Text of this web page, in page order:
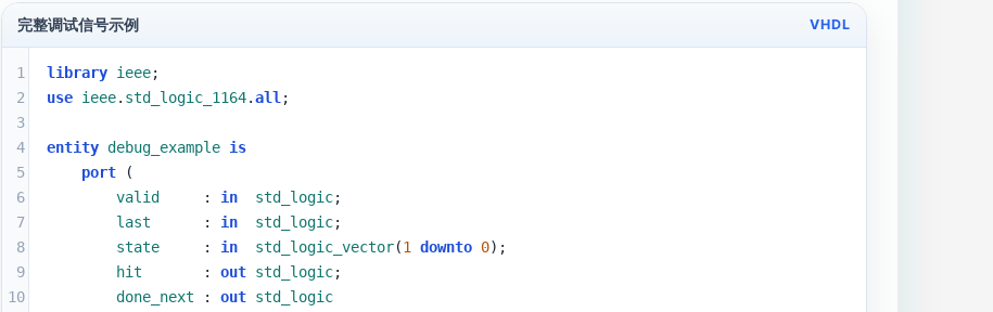
完整调试信号示例 VHDL
1
2
3
4
5
6
7
8
9
10
library ieee;
use ieee. std_logic_1164.all ;
entity debug_example is
port (
valid
     :
in std_logic;
last
      :
in std_logic;
state
     :
in std_logic_vector(1 downto 0);
hit
       :
out std_logic;
done_next : out std_logic